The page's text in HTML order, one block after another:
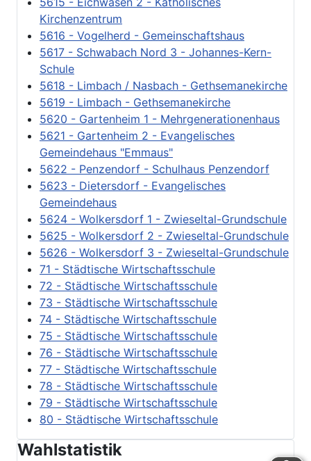
Kirchenzentrum
5616 - Vogelherd - Gemeinschaftshaus
5617 - Schwabach Nord 3 - Johannes-Kern-
Schule
5618 - Limbach / Nasbach - Gethsemanekirche
5619 - Limbach - Gethsemanekirche
5620 - Gartenheim 1 - Mehrgenerationenhaus
5621 - Gartenheim 2 - Evangelisches
Gemeindehaus "Emmaus"
5622 - Penzendorf - Schulhaus Penzendorf
5623 - Dietersdorf - Evangelisches
Gemeindehaus
5624 - Wolkersdorf 1 - Zwieseltal-Grundschule
5625 - Wolkersdorf 2 - Zwieseltal-Grundschule
5626 - Wolkersdorf 3 - Zwieseltal-Grundschule
71 - Städtische Wirtschaftsschule
72 - Städtische Wirtschaftsschule
73 - Städtische Wirtschaftsschule
74 - Städtische Wirtschaftsschule
75 - Städtische Wirtschaftsschule
76 - Städtische Wirtschaftsschule
77 - Städtische Wirtschaftsschule
78 - Städtische Wirtschaftsschule
79 - Städtische Wirtschaftsschule
80 - Städtische Wirtschaftsschule
Wahlstatistik